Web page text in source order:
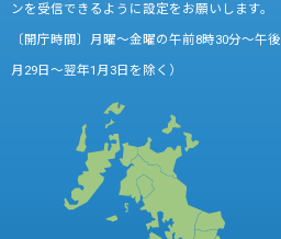
ンを受信できるように設定をお願いします。
〔開庁時間〕月曜～金曜の午前8時30分～午
月29日～翌年1月3日を除く）